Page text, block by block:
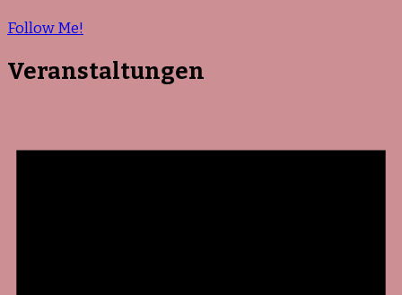
Follow Me!
Veranstaltungen